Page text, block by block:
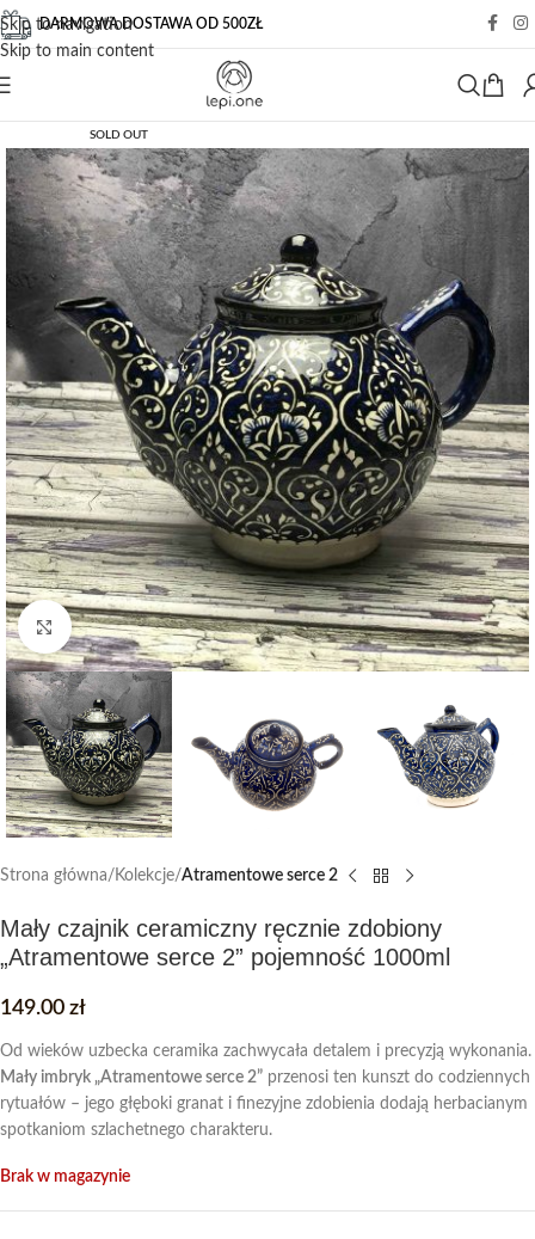
Skip to navigation
Skip to main content
DARMOWA DOSTAWA OD 500ZŁ
SOLD OUT
Click to enlarge
Strona główna Kolekcje Atramentowe serce 2
Mały czajnik ceramiczny ręcznie zdobiony
„Atramentowe serce 2” pojemność 1000ml
149.00 zł
Od wieków uzbecka ceramika zachwycała detalem i precyzją wykonania.
Mały imbryk „Atramentowe serce 2” przenosi ten kunszt do codziennych
rytuałów – jego głęboki granat i finezyjne zdobienia dodają herbacianym
spotkaniom szlachetnego charakteru.
Brak w magazynie